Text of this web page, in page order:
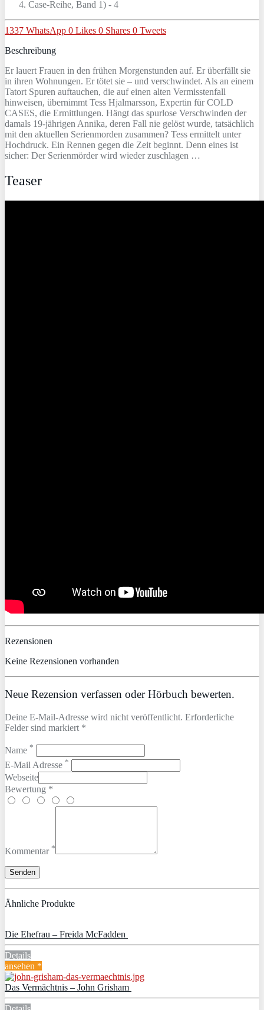
1337 WhatsApp 0 Likes 0 Shares 0 Tweets
Beschreibung
Er lauert Frauen in den frühen Morgenstunden auf. Er überfällt sie
in ihren Wohnungen. Er tötet sie – und verschwindet. Als an einem
Tatort Spuren auftauchen, die auf einen alten Vermisstenfall
hinweisen, übernimmt Tess Hjalmarsson, Expertin für COLD
CASES, die Ermittlungen. Hängt das spurlose Verschwinden der
damals 19-jährigen Annika, deren Fall nie gelöst wurde, tatsächlich
mit den aktuellen Serienmorden zusammen? Tess ermittelt unter
Hochdruck. Ein Rennen gegen die Zeit beginnt. Denn eines ist
sicher: Der Serienmörder wird wieder zuschlagen …
Teaser
Rezensionen
Keine Rezensionen vorhanden
Neue Rezension verfassen oder Hörbuch bewerten.
Deine E-Mail-Adresse wird nicht veröffentlicht. Erforderliche
Felder sind markiert *
Name *
E-Mail Adresse *
Webseite
Bewertung *
Kommentar *
Ähnliche Produkte
Die Ehefrau – Freida McFadden
Details
ansehen *
Das Vermächtnis – John Grisham